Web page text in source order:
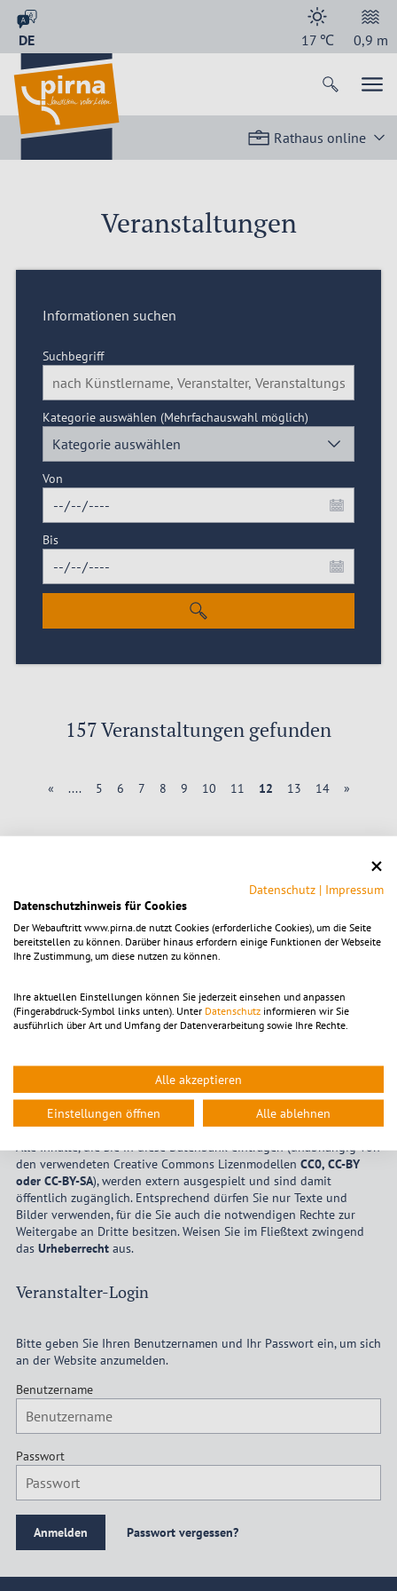
DE 17℃ 0,9 m
Rathaus online
Veranstaltungen
Informationen suchen
Suchbegriff
Kategorie auswählen (Mehrfachauswahl möglich)
Kategorie auswählen
Von
Bis
157 Veranstaltungen gefunden
« .... 5 6 7 8 9 10 11 12 13 14 »
Eigene Veranstaltung eintragen
manuell geprüft werden müssen und bis zur
Freischaltung/Sichtbarkeitbis zu 72 Stundenvergehen können.
Bitte verwenden Sie auschließlich Bildmaterial im
einer Breite vonexakt 1280 Pixel . Davon abweichende Dateien
werden vom Redaktionssystem nicht akzeptiert.
Alle Inhalte, die Sie in diese Datenbank eintragen (unabhängig von
den verwendeten Creative Commons Lizenmodellen CC0, CC-BY
oder CC-BY-SA), werden extern ausgespielt und sind damit
öffentlich zugänglich. Entsprechend dürfen Sie nur Texte und
Bilder verwenden, für die Sie auch die notwendigen Rechte zur
Weitergabe an Dritte besitzen. Weisen Sie im Fließtext zwingend
das Urheberrechtaus.
Veranstalter-Login
Bitte geben Sie Ihren Benutzernamen und Ihr Passwort ein, um sich
an der Website anzumelden.
Benutzername
Passwort
Passwort vergessen?
Datenschutz | Impressum
Datenschutzhinweis für Cookies
Der Webauftritt www.pirna.de nutzt Cookies (erforderliche Cookies), um die Seite
bereitstellen zu können. Darüber hinaus erfordern einige Funktionen der Webseite
Ihre Zustimmung, um diese nutzen zu können.
Ihre aktuellen Einstellungen können Sie jederzeit einsehen und anpassen
(Fingerabdruck-Symbol links unten). Unter Datenschutz informieren wir Sie
ausführlich über Art und Umfang der Datenverarbeitung sowie Ihre Rechte.
Alle akzeptieren
Einstellungen öffnen Alle ablehnen